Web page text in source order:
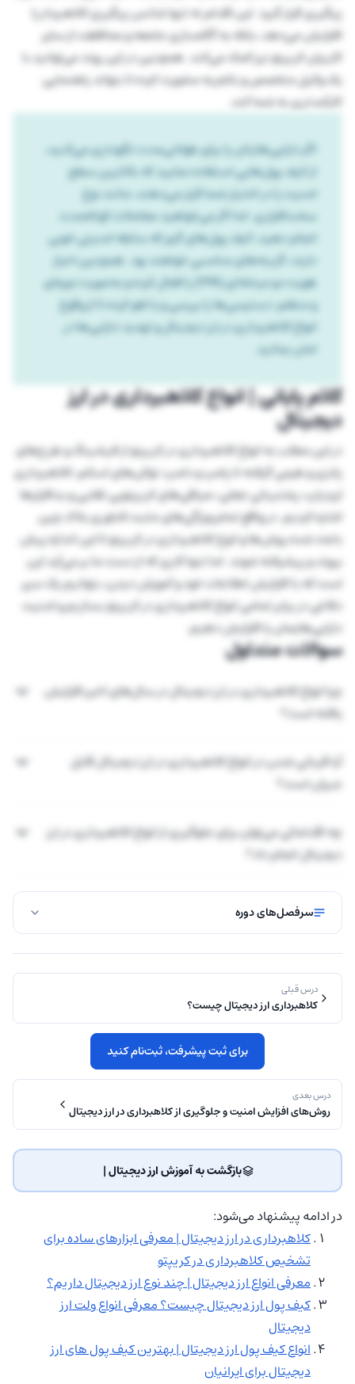
پیگیری قرار گیرد. این اقدام نه تنها شانس پیگیری کلاهبردار را
افزایش می‌دهد، بلکه به آگاه‌سازی جامعه و محافظت از سایر
کاربران کریپتو نیز کمک می‌کند. همچنین در این روند می‌توانید با
یک وکیل متخصص و باتجربه مشورت کرده تا بتواند راهنمایی
کارآمدتری به شما کند.
اگر دارایی‌هایتان را برای طولانی‌مدت نگهداری می‌کنید،
از کیف پول‌هایی استفاده نمایید که بالاترین سطح
امنیت را در اختیار شما قرار می‌دهند، مانند نوع
سخت‌افزاری. اما اگر می‌خواهید معاملات کوتاه‌مدت
انجام دهید، کیف پول‌های گرم که سابقه امنیتی خوبی
دارند، گزینه‌های مناسبی خواهند بود. همچنین احراز
هویت دو مرحله‌ای (2FA) را فعال کرده و به‌صورت دوره‌ای
و منظم، دسترسی‌ها را بررسی و یا لغو کرده تا از وقوع
انواع کلاهبرداری در ارز دیجیتال و تهدید دارایی‌ها در
امان بمانید.
کلام پایانی | انواع کلاهبرداری در ارز
دیجیتال
در این مطلب به انواع کلاهبرداری در کریپتو از فیشینگ و طرح‌های
پانزی و هرمی گرفته تا پامپ و دامپ، توکن‌های اسکم، کلاهبرداری
ایردراپ، پشتیبانی جعلی، صرافی‌های کریپتویی تقلبی و بدافزارها
اشاره کردیم. در واقع تمام ویژگی‌های مثبت فناوری بلاک چین
باعث شده روش‌ها و انوع کلاهبرداری در کریپتو تا این اندازه پیش
بروند و پیشرفته شوند. اما تنها کاری که از دست ما بر می‌آید این
است که با افزایش اطلاعات خود و آموزش دیدن، بتوانیم یک سپر
دفاعی در برابر تمامی انواع کلاهبرداری در کریپتو بسازیم و امنیت
دارایی‌هایمان را افزایش دهیم.
سوالات متداول
چرا انواع کلاهبرداری در ارز دیجیتال در سال‌های اخیر افزایش
یافته است؟
آیا قربانی شدن در انواع کلاهبرداری در ارز دیجیتال قابل
جبران است؟
چه اقداماتی می‌توان برای جلوگیری از انواع کلاهبرداری در ارز
دیجیتال انجام داد؟
سرفصل‌های دوره
درس قبلی
کلاهبرداری ارز دیجیتال چیست؟
برای ثبت پیشرفت، ثبت‌نام کنید
درس بعدی
روش‌های افزایش امنیت و جلوگیری از کلاهبرداری در ارز دیجیتال
بازگشت به آموزش ارز دیجیتال | ‌
در ادامه پیشنهاد می‌شود:
کلاهبرداری در ارز دیجیتال | معرفی ابزارهای ساده برای
تشخیص کلاهبرداری در کریپتو
معرفی انواع ارز دیجیتال | چند نوع ارز دیجیتال داریم؟
کیف پول ارز دیجیتال چیست؟ معرفی انواع ولت ارز
دیجیتال
انواع کیف پول ارز دیجیتال | بهترین کیف پول های ارز
دیجیتال برای ایرانیان